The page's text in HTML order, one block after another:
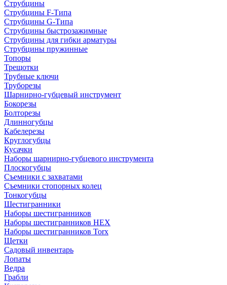
Струбцины
Струбцины F-Типа
Струбцины G-Типа
Струбцины быстрозажимные
Струбцины для гибки арматуры
Струбцины пружинные
Топоры
Трещотки
Трубные ключи
Труборезы
Шарнирно-губцевый инструмент
Бокорезы
Болторезы
Длинногубцы
Кабелерезы
Круглогубцы
Кусачки
Наборы шарнирно-губцевого инструмента
Плоскогубцы
Съемники с захватами
Съемники стопорных колец
Тонкогубцы
Шестигранники
Наборы шестигранников
Наборы шестигранников HEX
Наборы шестигранников Torx
Щетки
Садовый инвентарь
Лопаты
Ведра
Грабли